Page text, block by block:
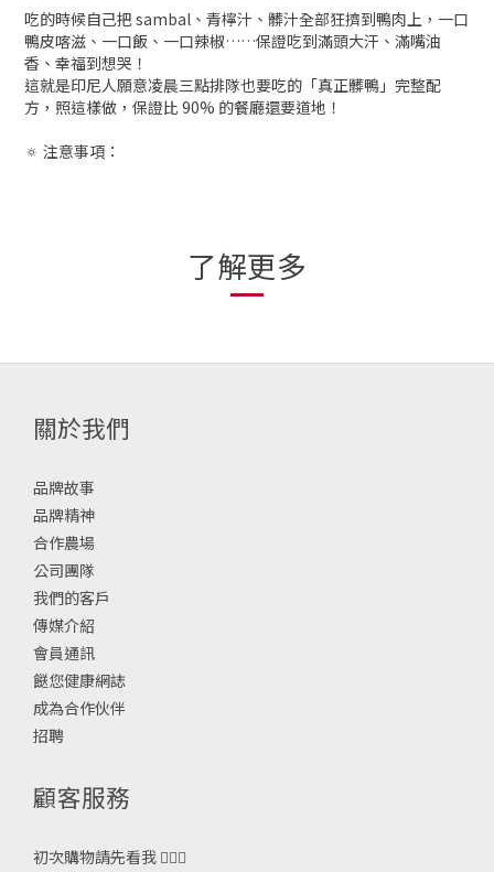
吃的時候自己把 sambal、青檸汁、髒汁全部狂擠到鴨肉上，一口
鴨皮喀滋、一口飯、一口辣椒……保證吃到滿頭大汗、滿嘴油
香、幸福到想哭！
這就是印尼人願意凌晨三點排隊也要吃的「真正髒鴨」完整配
方，照這樣做，保證比 90% 的餐廳還要道地！
🔅 注意事項：
了解更多
關於我們
品牌故事
品牌精神
合作農場
公司團隊
我們的客戶
傳媒介紹
會員通訊
餸您健康網誌
成為合作伙伴
招聘
顧客服務
初次購物請先看我 🙋🏻‍♀️